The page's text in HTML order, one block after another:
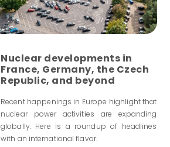
Nuclear developments in
France, Germany, the Czech
Republic, and beyond
Recent happenings in Europe highlight that
nuclear power activities are expanding
globally. Here is a roundup of headlines
with an international flavor.